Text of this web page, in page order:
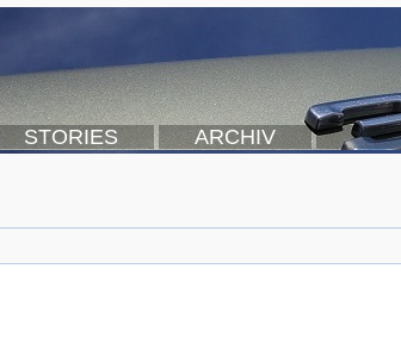
STORIES ARCHIV